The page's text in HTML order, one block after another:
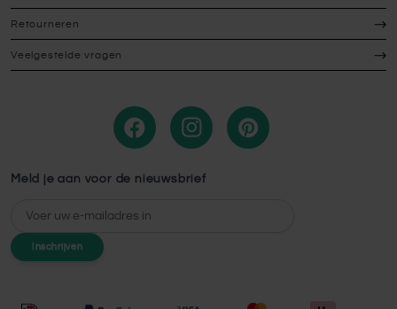
Retourneren
Veelgestelde vragen
Meld je aan voor de nieuwsbrief
E-mailadres
Inschrijven